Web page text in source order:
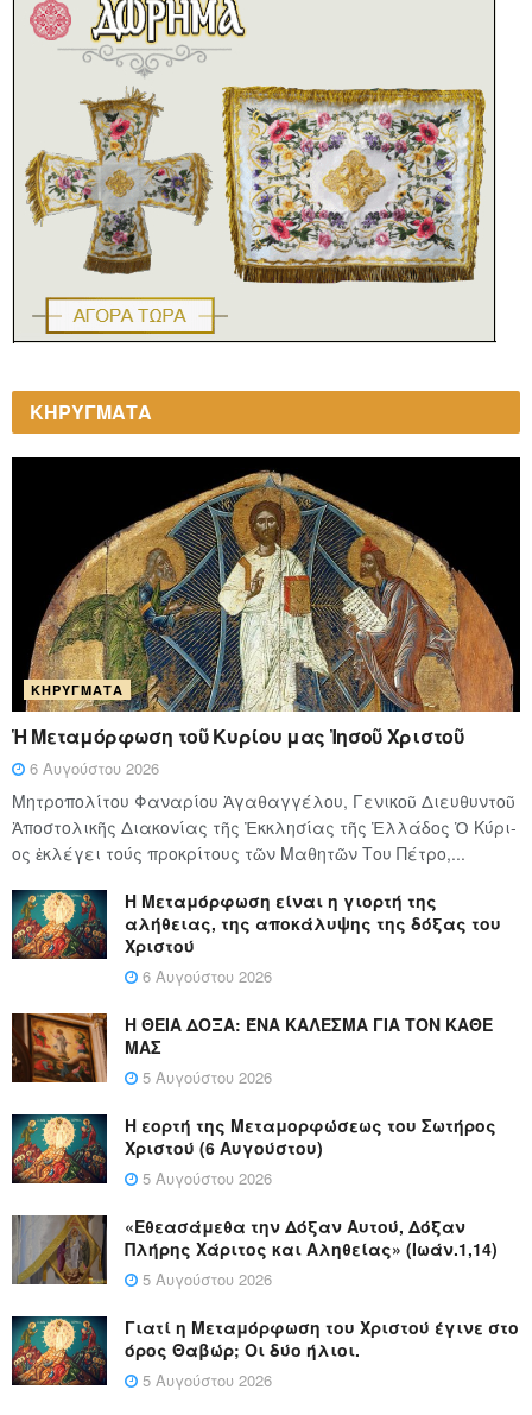
ΚΗΡΥΓΜΑΤΑ
ΚΗΡΎΓΜΑΤΑ
Ἡ Μεταμόρφωση τοῦ Κυρίου μας Ἰησοῦ Χριστοῦ
6 Αυγούστου 2026
Μητροπολίτου Φαναρίου Ἀγαθαγγέλου, Γενικοῦ Διευθυντοῦ
Ἀποστολικῆς Διακονίας τῆς Ἐκκλησίας τῆς Ἑλλάδος Ὁ Κύ­ρι­
ος ἐκλέγει τούς προ­κρί­τους τῶν Μα­θη­τῶν Του Πέ­τρο,...
Η Μεταμόρφωση είναι η γιορτή της
αλήθειας, της αποκάλυψης της δόξας του
Χριστού
6 Αυγούστου 2026
Η ΘΕΙΑ ΔΟΞΑ: ΈΝΑ ΚΑΛΕΣΜΑ ΓΙΑ ΤΟΝ ΚΑΘΕ
ΜΑΣ
5 Αυγούστου 2026
Η εορτή της Μεταμορφώσεως του Σωτήρος
Χριστού (6 Αυγούστου)
5 Αυγούστου 2026
«Εθεασάμεθα την Δόξαν Αυτού, Δόξαν
Πλήρης Χάριτος και Αληθείας» (Ιωάν.1,14)
5 Αυγούστου 2026
Γιατί η Μεταμόρφωση του Χριστού έγινε στο
όρος Θαβώρ; Οι δύο ήλιοι.
5 Αυγούστου 2026